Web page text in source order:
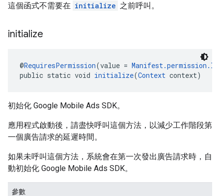
這個函式不需要在 initialize 之前呼叫。
initialize
@RequiresPermission(value =
public static void initialize(Context context)
初始化 Google Mobile Ads SDK。
應用程式啟動後，請盡快呼叫這個方法，以減少工作階段第
一個廣告請求的延遲時間。
如果未呼叫這個方法，系統會在第一次發出廣告請求時，自
動初始化 Google Mobile Ads SDK。
參數